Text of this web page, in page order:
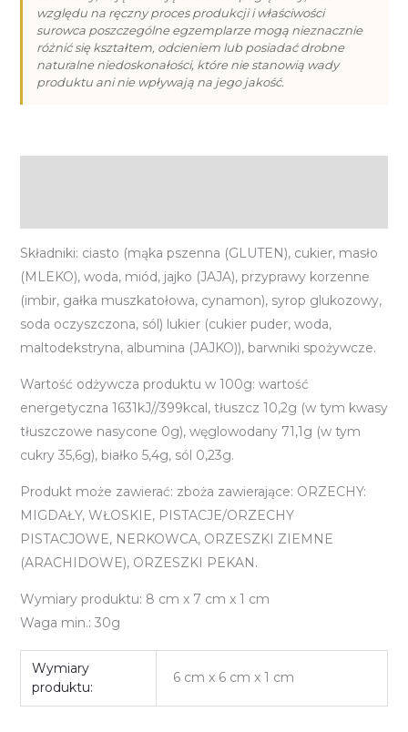
Ciastek
(30g)
względu na ręczny proces produkcji i właściwości
surowca poszczególne egzemplarze mogą nieznacznie
różnić się kształtem, odcieniem lub posiadać drobne
naturalne niedoskonałości, które nie stanowią wady
produktu ani nie wpływają na jego jakość.
Składniki: ciasto (mąka pszenna (GLUTEN), cukier, masło
(MLEKO), woda, miód, jajko (JAJA), przyprawy korzenne
(imbir, gałka muszkatołowa, cynamon), syrop glukozowy,
soda oczyszczona, sól) lukier (cukier puder, woda,
maltodekstryna, albumina (JAJKO)), barwniki spożywcze.
Wartość odżywcza produktu w 100g: wartość
energetyczna 1631kJ//399kcal, tłuszcz 10,2g (w tym kwasy
tłuszczowe nasycone 0g), węglowodany 71,1g (w tym
cukry 35,6g), białko 5,4g, sól 0,23g.
Produkt może zawierać: zboża zawierające: ORZECHY:
MIGDAŁY, WŁOSKIE, PISTACJE/ORZECHY
PISTACJOWE, NERKOWCA, ORZESZKI ZIEMNE
(ARACHIDOWE), ORZESZKI PEKAN.
Wymiary produktu: 8 cm x 7 cm x 1 cm
Waga min.: 30g
Wymiary
produktu:
6 cm x 6 cm x 1 cm